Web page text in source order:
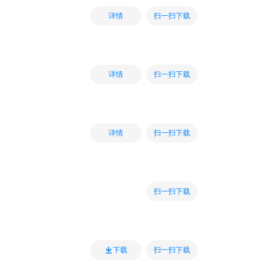
详情 扫一扫下载
详情 扫一扫下载
详情 扫一扫下载
扫一扫下载
下载 扫一扫下载